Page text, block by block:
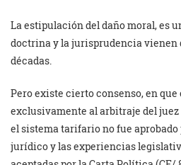
La estipulación del daño moral, es
doctrina y la jurisprudencia vienen
décadas.
Pero existe cierto consenso, en
exclusivamente al arbitraje del juez
el sistema tarifario no fue
jurídico y las experiencias